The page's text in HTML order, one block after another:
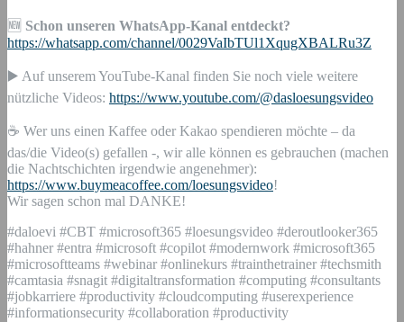
🆕 Schon unseren WhatsApp-Kanal entdeckt?
https://whatsapp.com/channel/0029VaIbTUl1XqugXBALRu3Z
▶️ Auf unserem YouTube-Kanal finden Sie noch viele weitere
nützliche Videos: https://www.youtube.com/@dasloesungsvideo
☕ Wer uns einen Kaffee oder Kakao spendieren möchte – da
das/die Video(s) gefallen -, wir alle können es gebrauchen (machen
die Nachtschichten irgendwie angenehmer):
https://www.buymeacoffee.com/loesungsvideo!
Wir sagen schon mal DANKE!
#daloevi #CBT #microsoft365 #loesungsvideo #deroutlooker365
#hahner #entra #microsoft #copilot #modernwork #microsoft365
#microsoftteams #webinar #onlinekurs #trainthetrainer #techsmith
#camtasia #snagit #digitaltransformation #computing #consultants
#jobkarriere #productivity #cloudcomputing #userexperience
#informationsecurity #collaboration #productivity